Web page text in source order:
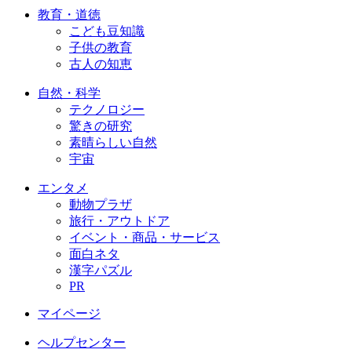
教育・道徳
こども豆知識
子供の教育
古人の知恵
自然・科学
テクノロジー
驚きの研究
素晴らしい自然
宇宙
エンタメ
動物プラザ
旅行・アウトドア
イベント・商品・サービス
面白ネタ
漢字パズル
PR
マイページ
ヘルプセンター